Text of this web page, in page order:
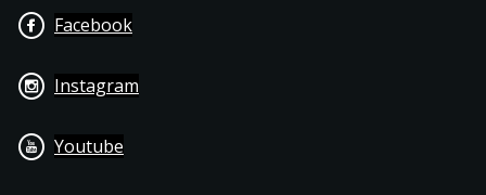
Facebook
Instagram
Youtube